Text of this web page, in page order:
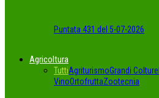
Puntata 431 del 5-07-2026
Agricoltura
TuttiAgriturismoGrandi Colture
VinoOrtofruttaZootecnia